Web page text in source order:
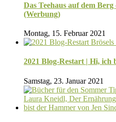
Das Teehaus auf dem
(Werbung)
Montag, 15. Februar 2021
2021 Blog-Restart | Hi, ich
Samstag, 23. Januar 2021